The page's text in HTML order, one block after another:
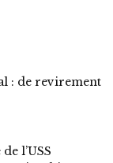
: de revirement
l’USS